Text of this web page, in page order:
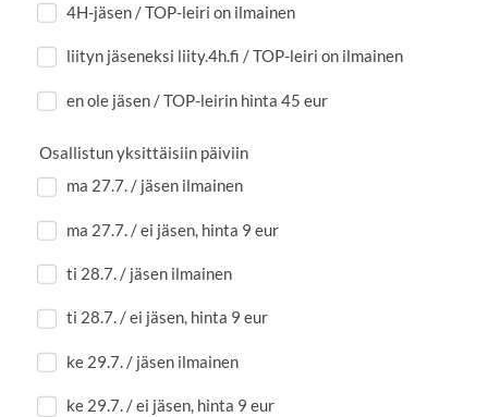
4H-jäsen / TOP-leiri on ilmainen
liityn jäseneksi liity.4h.fi / TOP-leiri on ilmainen
en ole jäsen / TOP-leirin hinta 45 eur
Osallistun yksittäisiin päiviin
ma 27.7. / jäsen ilmainen
ma 27.7. / ei jäsen, hinta 9 eur
ti 28.7. / jäsen ilmainen
ti 28.7. / ei jäsen, hinta 9 eur
ke 29.7. / jäsen ilmainen
ke 29.7. / ei jäsen, hinta 9 eur